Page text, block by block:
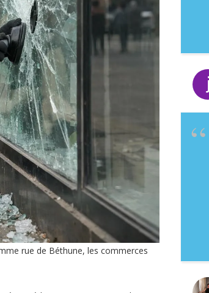
rue de Béthune, les commerces